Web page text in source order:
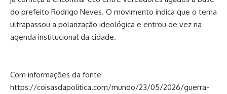
do prefeito Rodrigo Neves. O movimento indica que o tema
ultrapassou a polarização ideológica e entrou de vez na
agenda institucional da cidade.
Com informações da fonte
https://coisasdapolitica.com/mundo/23/05/2026/guerra-